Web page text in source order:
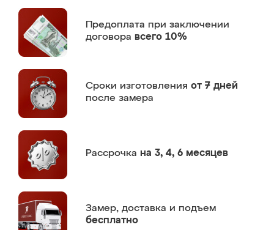
Предоплата при заключении
договора всего 10%
Сроки изготовления от 7 дней
после замера
Рассрочка на 3, 4, 6 месяцев
Замер, доставка и подъем
бесплатно